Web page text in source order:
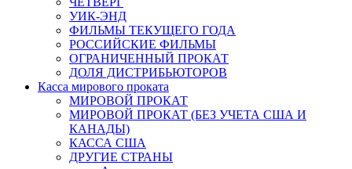
УИК-ЭНД
ФИЛЬМЫ ТЕКУЩЕГО ГОДА
РОССИЙСКИЕ ФИЛЬМЫ
ОГРАНИЧЕННЫЙ ПРОКАТ
ДОЛЯ ДИСТРИБЬЮТОРОВ
Касса мирового проката
МИРОВОЙ ПРОКАТ
МИРОВОЙ ПРОКАТ (БЕЗ УЧЕТА США И
КАНАДЫ)
КАССА США
ДРУГИЕ СТРАНЫ